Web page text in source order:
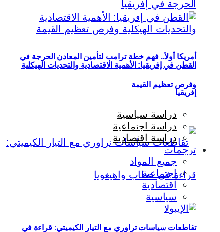
أمريكا أولاً.. فهم خطة ترامب لتأمين المعادن الحرجة في
إفريقيا
تقاطعات سياسات تراوري مع التيار الكيميتي: قراءة في
القطن في إفريقيا: الأهمية الاقتصادية والتحديات الهيكلية
وفرص تعظيم القيمة
دراسة سياسية
دراسة اجتماعية
دراسة اقتصادية
ترجمات
جميع المواد
اجتماعية
اقتصادية
سياسية